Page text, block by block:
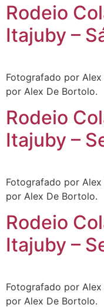
Rodeio
Itajuby –
Fotografado por
por Alex De Bortolo.
Rodeio
Itajuby –
Fotografado por
por Alex De Bortolo.
Rodeio
Itajuby –
Fotografado por
por Alex De Bortolo.